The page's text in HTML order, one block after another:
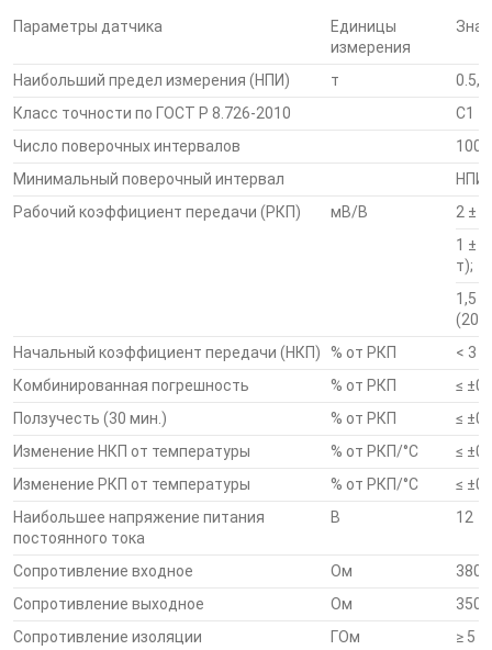
Датчики изготовлены из материалов и
комплектующих лучших мировых производителей
испытаниях используются уникальные методики
подобранными по группам для совместного
использования в системах
Гарантийный срок 12 мес.
Соответствие стандартам
Датчики сило- и весоизмерительные серии С внесены в
Госреестр средств измерений РФ под № 53838-13.
Параметры датчика
Единицы
измерения
Наибольший предел измерения (НПИ) т
0.5,
Класс точности по ГОСТ Р 8.726-2010
С1
Число поверочных интервалов
1000
Минимальный поверочный интервал
НПИ
Рабочий коэффициент передачи (РКП)
мВ/В
2 ±
1 ±
т);
1,5
(20
Начальный коэффициент передачи (НКП)
% от РКП
< 3
Комбинированная погрешность
% от РКП
≤
Ползучесть (30 мин.)
% от РКП
≤
Изменение НКП от температуры
% от РКП/°С
≤
Изменение РКП от температуры
% от РКП/°С
≤
Наибольшее напряжение питания
постоянного тока
В 12
Сопротивление входное Ом
380
Сопротивление выходное
Ом
350
Сопротивление изоляции
ГОм
≥ 5